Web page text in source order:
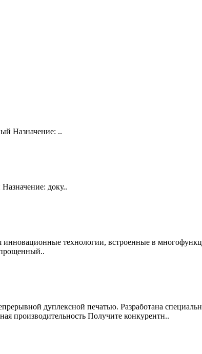
Назначение: ..
доку..
технологии, встроенные в
дуплексной печатью. Разработана
производительность Получите конкурентн..